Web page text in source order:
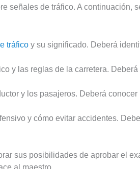
señales de tráfico. A continuación,
tráfico y su significado. Deberá
y las reglas de la carretera.
y los pasajeros. Deberá
y cómo evitar accidentes.
sus posibilidades de aprobar el
al maestro.